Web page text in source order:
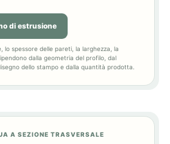
di estrusione
lo spessore delle pareti, la larghezza, la
dalla geometria del profilo, dal
dello stampo e dalla quantità prodotta.
A SEZIONE TRASVERSALE